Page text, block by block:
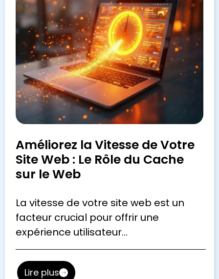
Améliorez la Vitesse de Votre
Site Web : Le Rôle du Cache
sur le Web
La vitesse de votre site web est un
facteur crucial pour offrir une
expérience utilisateur…
Lire plus